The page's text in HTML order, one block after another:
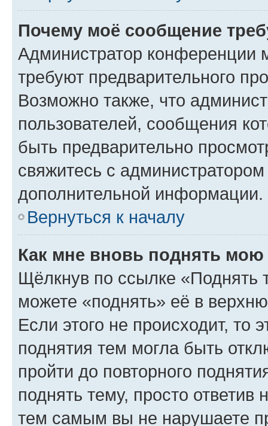
Почему моё сообщение
Администратор конференции
требуют предварительного
Возможно также, что
пользователей, сообщения
быть предварительно
свяжитесь с
дополнительной информации.
Вернуться к началу
Как мне вновь поднять мою
Щёлкнув по ссылке «Поднять
можете «поднять» её в
Если этого не происходит, то
поднятия тем могла быть
пройти до повторного
поднять тему, просто ответив
тем самым вы не нарушаете